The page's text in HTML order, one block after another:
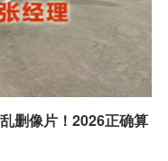
删像片！2026正确算